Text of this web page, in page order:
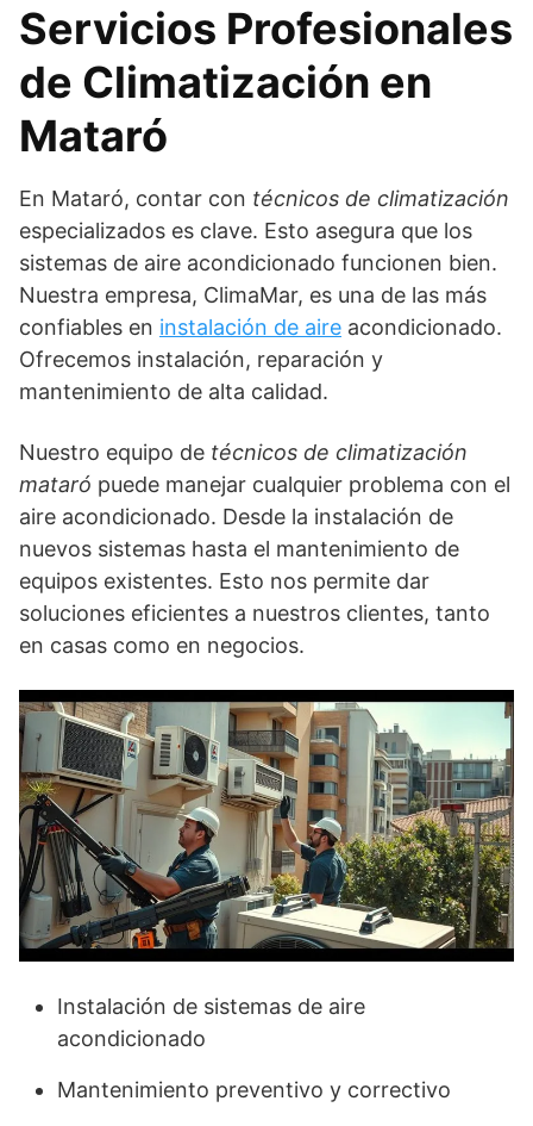
Servicios Profesionales
de Climatización en
Mataró
En Mataró, contar con técnicos de climatización
especializados es clave. Esto asegura que los
sistemas de aire acondicionado funcionen bien.
Nuestra empresa, ClimaMar, es una de las más
confiables en instalación de aire acondicionado.
Ofrecemos instalación, reparación y
mantenimiento de alta calidad.
Nuestro equipo de técnicos de climatización
mataró puede manejar cualquier problema con el
aire acondicionado. Desde la instalación de
nuevos sistemas hasta el mantenimiento de
equipos existentes. Esto nos permite dar
soluciones eficientes a nuestros clientes, tanto
en casas como en negocios.
Instalación de sistemas de aire
acondicionado
Mantenimiento preventivo y correctivo